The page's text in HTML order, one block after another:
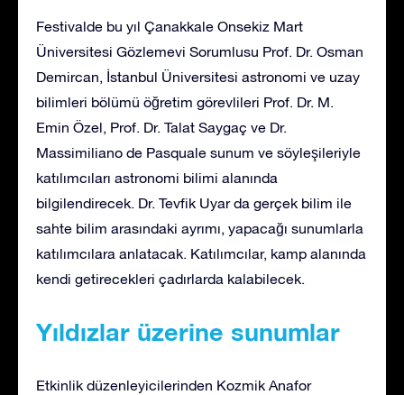
Festivalde bu yıl Çanakkale Onsekiz Mart
Üniversitesi Gözlemevi Sorumlusu Prof. Dr. Osman
Demircan, İstanbul Üniversitesi astronomi ve uzay
bilimleri bölümü öğretim görevlileri Prof. Dr. M.
Emin Özel, Prof. Dr. Talat Saygaç ve Dr.
Massimiliano de Pasquale sunum ve söyleşileriyle
katılımcıları astronomi bilimi alanında
bilgilendirecek. Dr. Tevfik Uyar da gerçek bilim ile
sahte bilim arasındaki ayrımı, yapacağı sunumlarla
katılımcılara anlatacak. Katılımcılar, kamp alanında
kendi getirecekleri çadırlarda kalabilecek.
Yıldızlar üzerine sunumlar
Etkinlik düzenleyicilerinden Kozmik Anafor